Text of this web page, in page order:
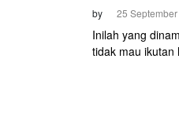
by 25
Inilah yang
tidak mau ikutan